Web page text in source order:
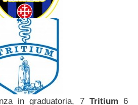
in graduatoria, 7 Tritium 6